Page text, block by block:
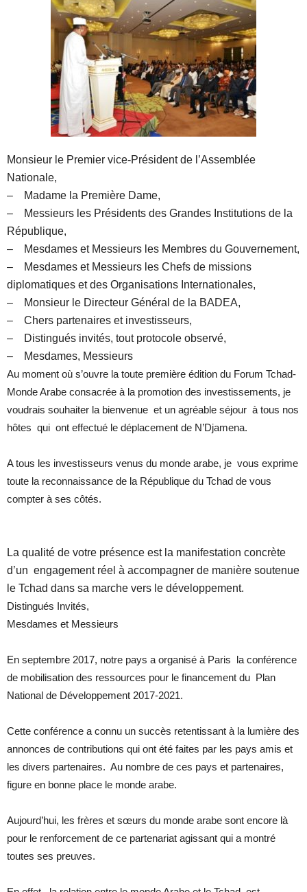
Monsieur le Premier vice-Président de l’Assemblée
Nationale,
– Madame la Première Dame,
– Messieurs les Présidents des Grandes Institutions de la
République,
– Mesdames et Messieurs les Membres du Gouvernement,
– Mesdames et Messieurs les Chefs de missions
diplomatiques et des Organisations Internationales,
– Monsieur le Directeur Général de la BADEA,
– Chers partenaires et investisseurs,
– Distingués invités, tout protocole observé,
– Mesdames, Messieurs
Au moment où s’ouvre la toute première édition du Forum Tchad-
Monde Arabe consacrée à la promotion des investissements, je
voudrais souhaiter la bienvenue et un agréable séjour à tous nos
hôtes qui ont effectué le déplacement de N’Djamena.
A tous les investisseurs venus du monde arabe, je vous exprime
toute la reconnaissance de la République du Tchad de vous
compter à ses côtés.
La qualité de votre présence est la manifestation concrète
d’un engagement réel à accompagner de manière soutenue
le Tchad dans sa marche vers le développement.
Distingués Invités,
Mesdames et Messieurs
En septembre 2017, notre pays a organisé à Paris la conférence
de mobilisation des ressources pour le financement du Plan
National de Développement 2017-2021.
Cette conférence a connu un succès retentissant à la lumière des
annonces de contributions qui ont été faites par les pays amis et
les divers partenaires. Au nombre de ces pays et partenaires,
figure en bonne place le monde arabe.
Aujourd’hui, les frères et sœurs du monde arabe sont encore là
pour le renforcement de ce partenariat agissant qui a montré
toutes ses preuves.